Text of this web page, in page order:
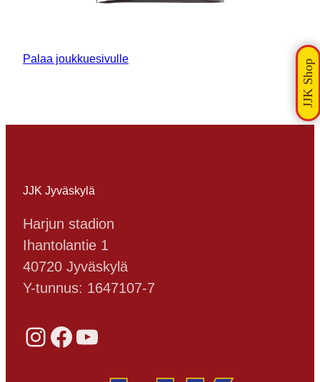
Palaa joukkuesivulle
JJK Jyväskylä
Harjun stadion
Ihantolantie 1
40720 Jyväskylä
Y-tunnus: 1647107-7
Instagram Facebook YouTube